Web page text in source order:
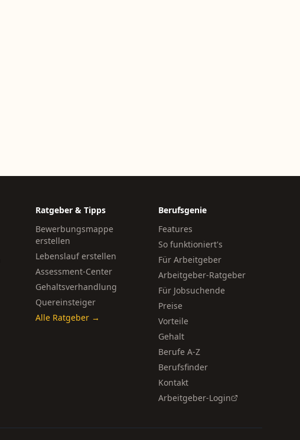
Ratgeber & Tipps
Bewerbungsmappe
erstellen
Lebenslauf erstellen
Assessment-Center
Gehaltsverhandlung
Quereinsteiger
Alle Ratgeber →
Berufsgenie
Features
So funktioniert's
Für Arbeitgeber
Arbeitgeber-Ratgeber
Für Jobsuchende
Preise
Vorteile
Gehalt
Berufe A-Z
Berufsfinder
Kontakt
Arbeitgeber-Login